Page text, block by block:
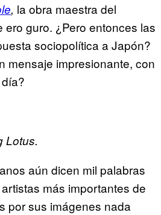
, la obra maestra del
guro. ¿Pero entonces las
sociopolítica a Japón?
mensaje impresionante, con
Lotus.
aún dicen mil palabras
más importantes de
por sus imágenes nada